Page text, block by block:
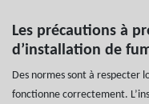
Les précautions à
d’installation de
Des normes sont à respecter
fonctionne correctement.